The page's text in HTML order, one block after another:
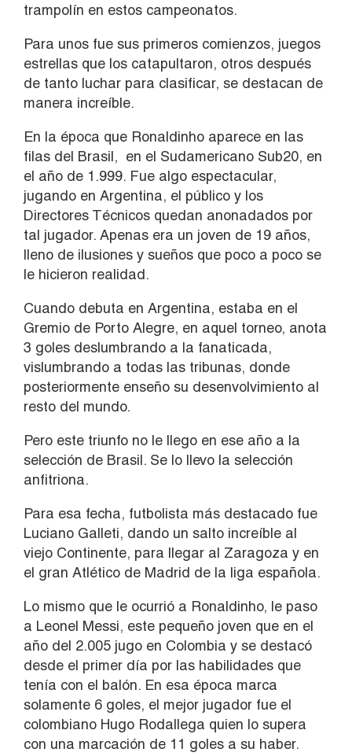
trampolín en estos campeonatos.
Para unos fue sus primeros comienzos, juegos
estrellas que los catapultaron, otros después
de tanto luchar para clasificar, se destacan de
manera increíble.
En la época que Ronaldinho aparece en las
filas del Brasil, en el Sudamericano Sub20, en
el año de 1.999. Fue algo espectacular,
jugando en Argentina, el público y los
Directores Técnicos quedan anonadados por
tal jugador. Apenas era un joven de 19 años,
lleno de ilusiones y sueños que poco a poco se
le hicieron realidad.
Cuando debuta en Argentina, estaba en el
Gremio de Porto Alegre, en aquel torneo, anota
3 goles deslumbrando a la fanaticada,
vislumbrando a todas las tribunas, donde
posteriormente enseño su desenvolvimiento al
resto del mundo.
Pero este triunfo no le llego en ese año a la
selección de Brasil. Se lo llevo la selección
anfitriona.
Para esa fecha, futbolista más destacado fue
Luciano Galleti, dando un salto increíble al
viejo Continente, para llegar al Zaragoza y en
el gran Atlético de Madrid de la liga española.
Lo mismo que le ocurrió a Ronaldinho, le paso
a Leonel Messi, este pequeño joven que en el
año del 2.005 jugo en Colombia y se destacó
desde el primer día por las habilidades que
tenía con el balón. En esa época marca
solamente 6 goles, el mejor jugador fue el
colombiano Hugo Rodallega quien lo supera
con una marcación de 11 goles a su haber.